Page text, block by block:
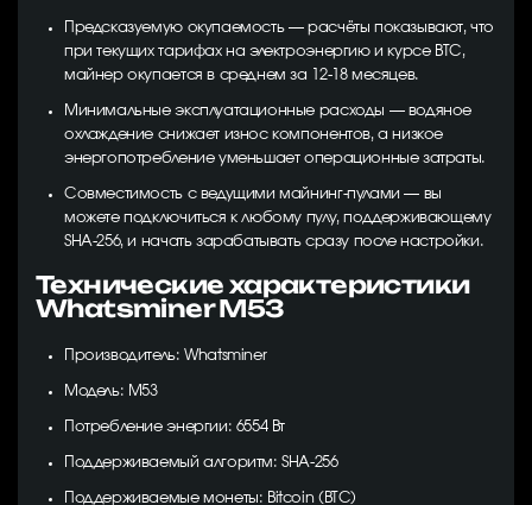
Предсказуемую окупаемость — расчёты показывают, что
при текущих тарифах на электроэнергию и курсе BTC,
майнер окупается в среднем за 12-18 месяцев.
Минимальные эксплуатационные расходы — водяное
охлаждение снижает износ компонентов, а низкое
энергопотребление уменьшает операционные затраты.
Совместимость с ведущими майнинг-пулами — вы
можете подключиться к любому пулу, поддерживающему
SHA-256, и начать зарабатывать сразу после настройки.
Технические характеристики
Whatsminer M53
Производитель: Whatsminer
Модель: M53
Потребление энергии: 6554 Вт
Поддерживаемый алгоритм: SHA-256
Поддерживаемые монеты: Bitcoin (BTC)